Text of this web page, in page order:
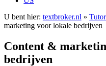
U bent hier: textbroker.nl »
marketing voor lokale bedrijven
Content &
bedrijven